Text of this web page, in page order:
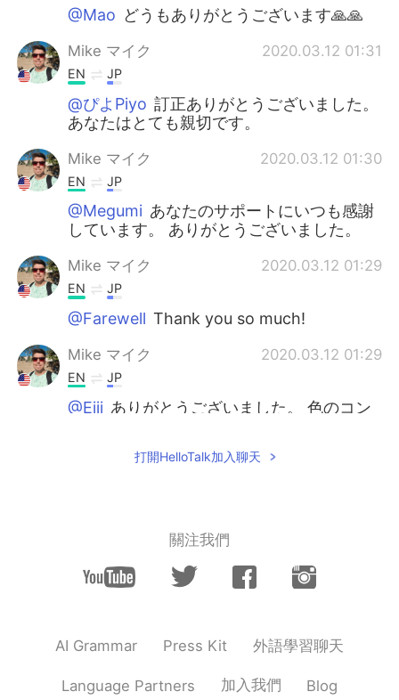
@Mao どうもありがとうございます🙏🙏
Mike マイク 2020.03.12 01:31
EN JP
@ぴよPiyo 訂正ありがとうございました。
あなたはとても親切です。
Mike マイク 2020.03.12 01:30
EN JP
@Megumi あなたのサポートにいつも感謝
しています。 ありがとうございました。
Mike マイク 2020.03.12 01:29
EN JP
@Farewell Thank you so much!
Mike マイク 2020.03.12 01:29
EN JP
@Eiji ありがとうございました。 色のコン
Thank you. I take my pictures a
specific way to make it look like a
painting.
すごく綺麗ですね！絵画みたいで、幻想的
です✨
打開HelloTalk加入聊天
關注我們
AI Grammar Press Kit 外語學習聊天
Language Partners 加入我們 Blog